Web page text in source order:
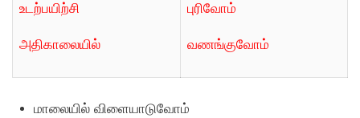
உடற்பயிற்சி
அதிகாலையில்
புரிவோம்
வணங்குவோம்
மாலையில் விளையாடுவோம்